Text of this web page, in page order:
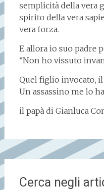
semplicità della vera
spirito della vera
vera forza.
E allora io suo padre
“Non ho vissuto
Quel figlio invocato, il
Un assassino me lo
il papà di Gianluca
Cerca negli